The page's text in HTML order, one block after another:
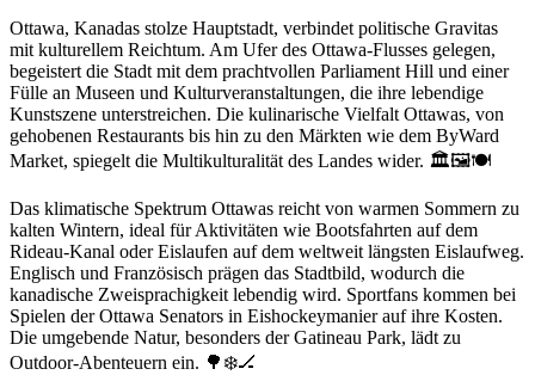
Ottawa, Kanadas stolze Hauptstadt, verbindet politische Gravitas
mit kulturellem Reichtum. Am Ufer des Ottawa-Flusses gelegen,
begeistert die Stadt mit dem prachtvollen Parliament Hill und einer
Fülle an Museen und Kulturveranstaltungen, die ihre lebendige
Kunstszene unterstreichen. Die kulinarische Vielfalt Ottawas, von
gehobenen Restaurants bis hin zu den Märkten wie dem ByWard
Market, spiegelt die Multikulturalität des Landes wider. 🏛️🖼️🍽️
Das klimatische Spektrum Ottawas reicht von warmen Sommern zu
kalten Wintern, ideal für Aktivitäten wie Bootsfahrten auf dem
Rideau-Kanal oder Eislaufen auf dem weltweit längsten Eislaufweg.
Englisch und Französisch prägen das Stadtbild, wodurch die
kanadische Zweisprachigkeit lebendig wird. Sportfans kommen bei
Spielen der Ottawa Senators in Eishockeymanier auf ihre Kosten.
Die umgebende Natur, besonders der Gatineau Park, lädt zu
Outdoor-Abenteuern ein. 🌳❄️🏒